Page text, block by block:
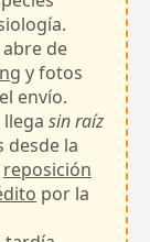
de
y fotos
envío.
sin raíz
desde la
reposición
por la